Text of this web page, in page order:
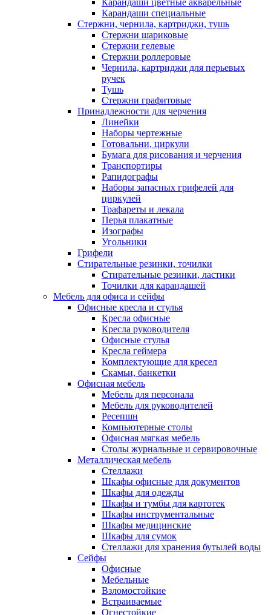
Карандаши цветные акварельные
Карандаши специальные
Стержни, чернила, картриджи, тушь
Стержни шариковые
Стержни гелевые
Стержни роллеровые
Чернила, картриджи для перьевых
ручек
Тушь
Стержни графитовые
Принадлежности для черчения
Линейки
Наборы чертежные
Готовальни, циркули
Бумага для рисования и черчения
Транспортиры
Рапидографы
Наборы запасных грифелей для
циркулей
Трафареты и лекала
Перья плакатные
Изографы
Угольники
Грифели
Стирательные резинки, точилки
Стирательные резинки, ластики
Точилки для карандашей
Мебель для офиса и сейфы
Офисные кресла и стулья
Кресла офисные
Кресла руководителя
Офисные стулья
Кресла геймера
Комплектующие для кресел
Скамьи, банкетки
Офисная мебель
Мебель для персонала
Мебель для руководителей
Ресепшн
Компьютерные столы
Офисная мягкая мебель
Столы журнальные и сервировочные
Металлическая мебель
Стеллажи
Шкафы офисные для документов
Шкафы для одежды
Шкафы и тумбы для картотек
Шкафы инструментальные
Шкафы медицинские
Шкафы для сумок
Стеллажи для хранения бутылей воды
Сейфы
Офисные
Мебельные
Взломостойкие
Встраиваемые
Огнестойкие